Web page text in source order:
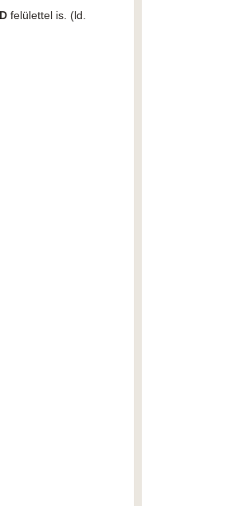
felülettel is. (ld.